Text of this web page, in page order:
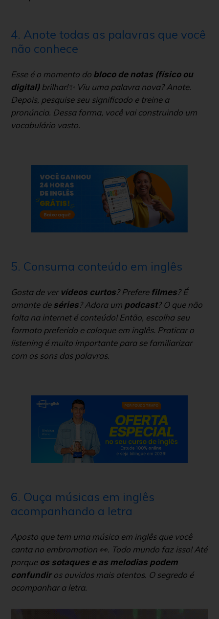
4. Anote todas as palavras que você
não conhece
Esse é o momento do bloco de notas (físico ou
digital) brilhar!✨ Viu uma palavra nova? Anote.
Depois, pesquise seu significado e treine a
pronúncia. Dessa forma, você vai construindo um
vocabulário vasto.
5. Consuma conteúdo em inglês
Gosta de ver vídeos curtos? Prefere filmes? É
amante deséries? Adora um podcast? O que não
falta na internet é conteúdo! Então, escolha seu
formato preferido e coloque em inglês. Praticar o
listeningé muito importante para se familiarizar
com os sons das palavras.
6. Ouça músicas em inglês
acompanhando a letra
Aposto que tem uma música em inglês que você
canta no embromation 👀. Todo mundo faz isso! Até
porque os sotaques e as melodias podem
confundir os ouvidos mais atentos. O segredo é
acompanhar a letra.